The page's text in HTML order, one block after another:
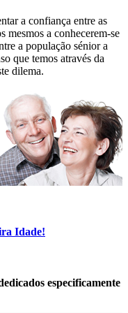
a confiança entre as
mesmos a conhecerem-se
a população sénior a
que temos através da
dilema.
Idade!
especificamente